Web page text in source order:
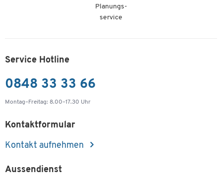
Planungs-
service
Service Hotline
0848 33 33 66
Montag–Freitag: 8.00–17.30 Uhr
Kontaktformular
Kontakt aufnehmen
Aussendienst